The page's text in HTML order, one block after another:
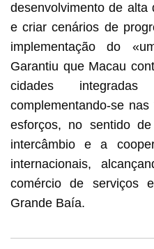
desenvolvimento de
e criar cenários de
implementação do
Garantiu que Macau
cidades
complementando-se
esforços, no sentido
intercâmbio e a
internacionais,
comércio de serviços
Grande Baía.